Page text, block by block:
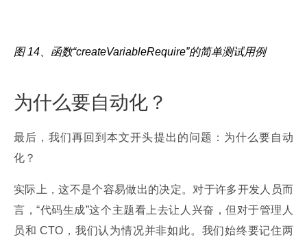
图 14、函数“createVariableRequire”的简单测试用例
为什么要自动化？
最后，我们再回到本文开头提出的问题：为什么要自动
化？
实际上，这不是个容易做出的决定。对于许多开发人员而
言，“代码生成”这个主题看上去让人兴奋，但对于管理人
员和 CTO，我们认为情况并非如此。我们始终要记住两